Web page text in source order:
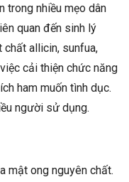
trong nhiều mẹo dân
quan đến sinh lý
chất allicin, sunfua,
cải thiện chức năng
ham muốn tình dục.
người sử dụng.
mật ong nguyên chất.